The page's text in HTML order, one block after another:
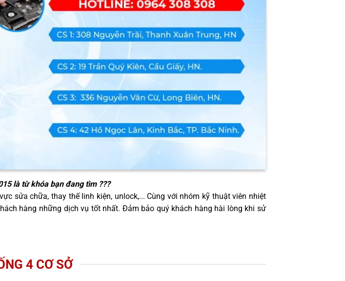
là từ khóa bạn đang tìm ???
sửa chữa, thay thế linh kiện, unlock,... Cùng với nhóm kỹ thuật viên nhiệt
hàng những dịch vụ tốt nhất. Đảm bảo quý khách hàng hài lòng khi sử
4 CƠ SỞ